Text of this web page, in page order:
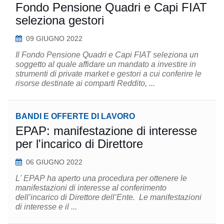
Fondo Pensione Quadri e Capi FIAT
seleziona gestori
09 GIUGNO 2022
Il Fondo Pensione Quadri e Capi FIAT seleziona un
soggetto al quale affidare un mandato a investire in
strumenti di private market e gestori a cui conferire le
risorse destinate ai comparti Reddito, ...
BANDI E OFFERTE DI LAVORO
EPAP: manifestazione di interesse
per l'incarico di Direttore
06 GIUGNO 2022
L' EPAP ha aperto una procedura per ottenere le
manifestazioni di interesse al conferimento
dell’incarico di Direttore dell’Ente. Le manifestazioni
di interesse e il ...